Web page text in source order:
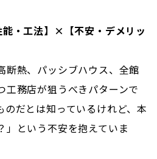
・工法】×【不安・デメリッ
断熱、パッシブハウス、全館
工務店が狙うべきパターンで
のだとは知っているけれど、本
」という不安を抱えていま